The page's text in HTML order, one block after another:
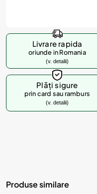
Livrare rapida
oriunde in Romania
(v. detalii)
Plăți sigure
prin card sau ramburs
(v. detalii)
Produse similare